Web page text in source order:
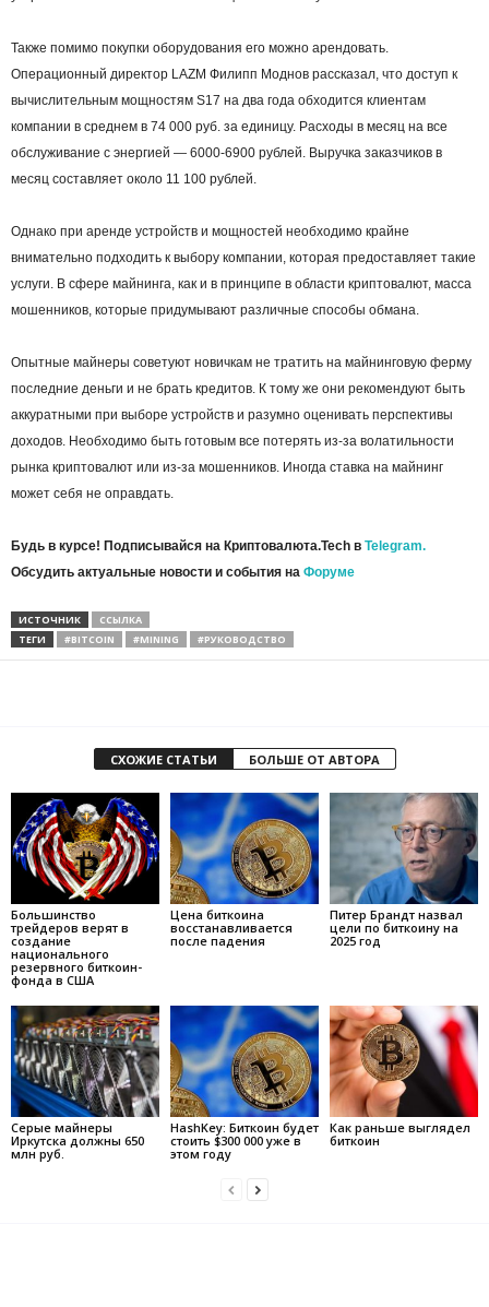
Также помимо покупки оборудования его можно арендовать.
Операционный директор LAZM Филипп Моднов рассказал, что доступ к
вычислительным мощностям S17 на два года обходится клиентам
компании в среднем в 74 000 руб. за единицу. Расходы в месяц на все
обслуживание с энергией — 6000-6900 рублей. Выручка заказчиков в
месяц составляет около 11 100 рублей.
Однако при аренде устройств и мощностей необходимо крайне
внимательно подходить к выбору компании, которая предоставляет такие
услуги. В сфере майнинга, как и в принципе в области криптовалют, масса
мошенников, которые придумывают различные способы обмана.
Опытные майнеры советуют новичкам не тратить на майнинговую ферму
последние деньги и не брать кредитов. К тому же они рекомендуют быть
аккуратными при выборе устройств и разумно оценивать перспективы
доходов. Необходимо быть готовым все потерять из-за волатильности
рынка криптовалют или из-за мошенников. Иногда ставка на майнинг
может себя не оправдать.
Будь в курсе! Подписывайся на Криптовалюта.Tech в Telegram.
Обсудить актуальные новости и события на Форуме
ИСТОЧНИК
ССЫЛКА
ТЕГИ
#BITCOIN #MINING #РУКОВОДСТВО
СХОЖИЕ СТАТЬИ БОЛЬШЕ ОТ АВТОРА
Большинство
трейдеров верят в
создание
национального
резервного биткоин-
фонда в США
Цена биткоина
восстанавливается
после падения
Питер Брандт назвал
цели по биткоину на
2025 год
Серые майнеры
Иркутска должны 650
млн руб.
HashKey: Биткоин будет
стоить $300 000 уже в
этом году
Как раньше выглядел
биткоин